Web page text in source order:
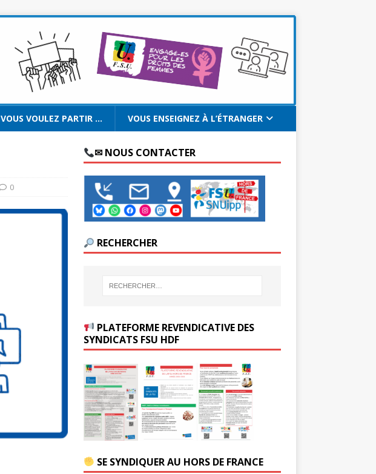
VOUS VOULEZ PARTIR … VOUS ENSEIGNEZ À L’ÉTRANGER
0
✉ NOUS CONTACTER
RECHERCHER
PLATEFORME REVENDICATIVE DES
SYNDICATS FSU HDF
SE SYNDIQUER AU HORS DE FRANCE